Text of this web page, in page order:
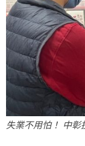
失業不用怕！ 中